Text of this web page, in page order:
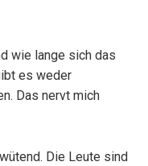
wie lange sich das
es weder
Das nervt mich
Die Leute sind